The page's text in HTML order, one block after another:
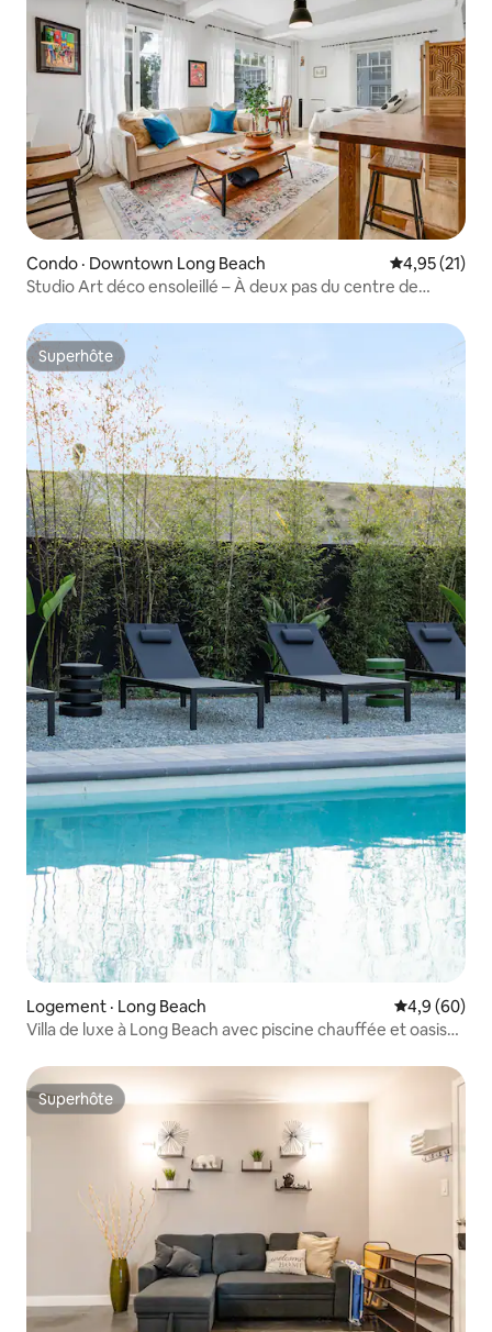
Condo · Downtown Long Beach Note
4,95 (21)
Studio Art déco ensoleillé – À deux pas du centre de
Superhôte
Superhôte
Logement · Long Beach Note
4,9 (60)
Villa de luxe à Long Beach avec piscine chauffée et oasis
Superhôte
Superhôte